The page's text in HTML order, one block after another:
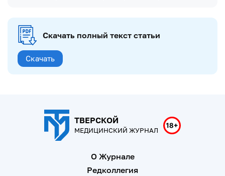
Скачать полный текст статьи
Скачать
ТВЕРСКОЙ
МЕДИЦИНСКИЙ ЖУРНАЛ
О Журнале
Редколлегия